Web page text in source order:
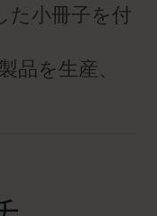
た小冊子を付
品を生産、